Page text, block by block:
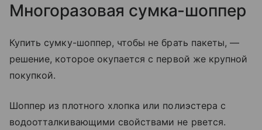
Многоразовая сумка-шоппер
Купить сумку-шоппер, чтобы не брать пакеты, —
решение, которое окупается с первой же крупной
покупкой.
Шоппер из плотного хлопка или полиэстера с
водоотталкивающими свойствами не рвется.